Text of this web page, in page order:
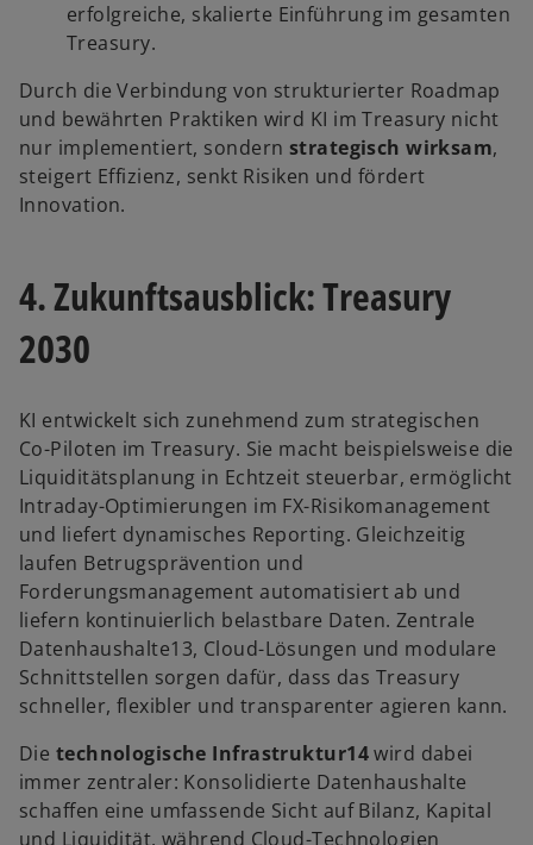
erfolgreiche, skalierte Einführung im gesamten
Treasury.
Durch die Verbindung von strukturierter Roadmap
und bewährten Praktiken wird KI im Treasury nicht
nur implementiert, sondern strategisch wirksam,
steigert Effizienz, senkt Risiken und fördert
Innovation.
4. Zukunftsausblick: Treasury
2030
KI entwickelt sich zunehmend zum strategischen
Co-Piloten im Treasury. Sie macht beispielsweise die
Liquiditätsplanung in Echtzeit steuerbar, ermöglicht
Intraday-Optimierungen im FX-Risikomanagement
und liefert dynamisches Reporting. Gleichzeitig
laufen Betrugsprävention und
Forderungsmanagement automatisiert ab und
liefern kontinuierlich belastbare Daten. Zentrale
Datenhaushalte13, Cloud-Lösungen und modulare
Schnittstellen sorgen dafür, dass das Treasury
schneller, flexibler und transparenter agieren kann.
Die technologische Infrastruktur14wird dabei
immer zentraler: Konsolidierte Datenhaushalte
schaffen eine umfassende Sicht auf Bilanz, Kapital
und Liquidität, während Cloud-Technologien